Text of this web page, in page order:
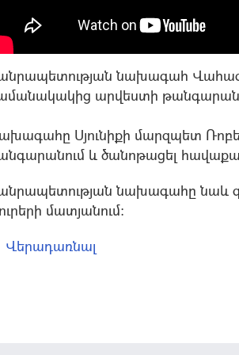
նախագահ
արվեստի
Սյունիքի մարզպետ
և ծանոթացել
նախագահը նաև
մատյանում:
Վերադառնալ